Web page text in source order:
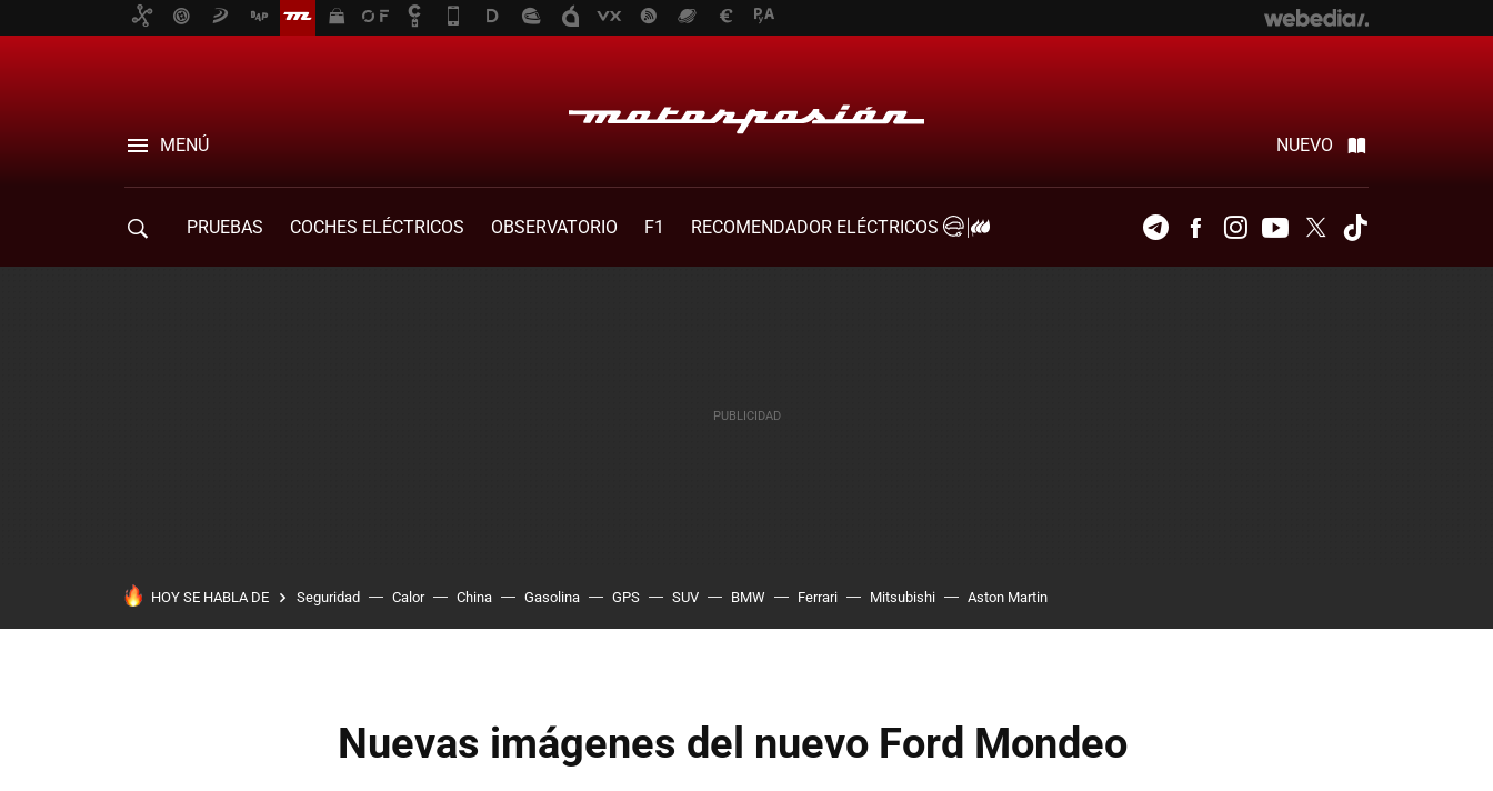
MENÚ NUEVO
PRUEBAS COCHES ELÉCTRICOS OBSERVATORIO F1
RECOMENDADOR ELÉCTRICOS
TelegramFacebookInstagramYoutubeTwitter
HOY SE HABLA DE Seguridad Calor China Gasolina GPS SUV BMW Ferrari Mitsubishi Aston Martin
Nuevas imágenes del nuevo Ford Mondeo